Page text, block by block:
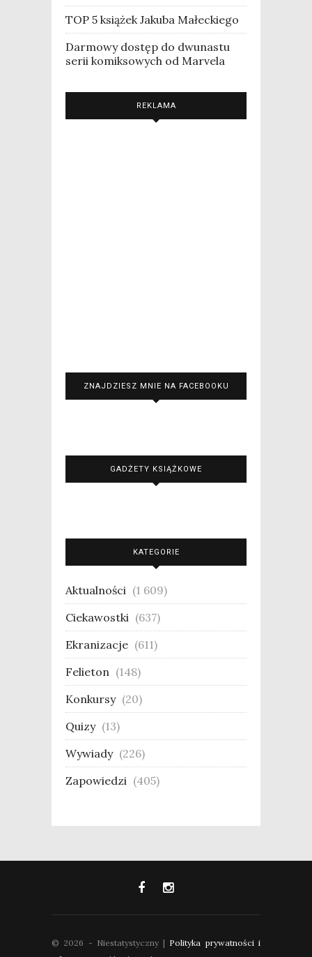
TOP 5 książek Jakuba Małeckiego
Darmowy dostęp do dwunastu
serii komiksowych od Marvela
REKLAMA
ZNAJDZIESZ MNIE NA FACEBOOKU
GADŻETY KSIĄŻKOWE
KATEGORIE
Aktualności (1 609)
Ciekawostki (637)
Ekranizacje (611)
Felieton (148)
Konkursy (20)
Quizy (13)
Wywiady (226)
Zapowiedzi (405)
© 2026 - Niestatystyczny | Polityka prywatności i